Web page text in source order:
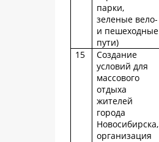
парки,
зеленые вело-
и пешеходные
пути)
15
Создание
условий для
массового
отдыха
жителей
города
Новосибирска,
организация